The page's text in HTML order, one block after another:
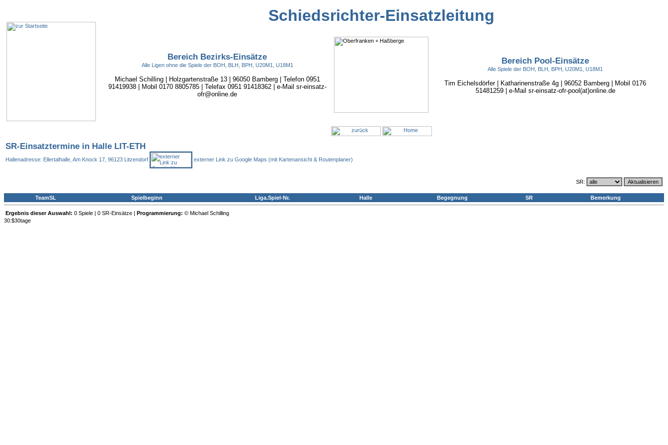
Schiedsrichter-Einsatzleitung
Bereich Bezirks-Einsätze
Alle Ligen ohne die Spiele der BOH, BLH, BPH, U20M1, U18M1
Michael Schilling | Holzgartenstraße 13 | 96050 Bamberg | Telefon 0951
91419938 | Mobil 0170 8805785 | Telefax 0951 91418362 | e-Mail sr-einsatz-
ofr@online.de
Bereich Pool-Einsätze
Alle Spiele der BOH, BLH, BPH, U20M1, U18M1
Tim Eichelsdörfer | Katharinenstraße 4g | 96052 Bamberg | Mobil 0176
51481259 | e-Mail sr-einsatz-ofr-pool(at)online.de
SR-Einsatztermine in Halle LIT-ETH
Hallenadresse: Ellertalhalle, Am Knock 17, 96123 Litzendorf externer Link zu Google Maps (mit Kartenansicht & Routenplaner)
SR:
TeamSL Spielbeginn Liga.Spiel-Nr. Halle Begegnung SR Bemerkung
Ergebnis dieser Auswahl: 0 Spiele | 0 SR-Einsätze | Programmierung: © Michael Schilling
30:$30tage